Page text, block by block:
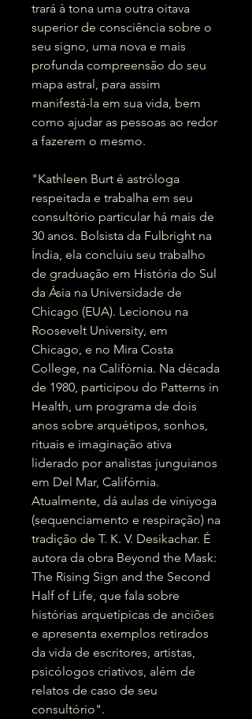
trará à tona uma outra oitava
superior de consciência sobre o
seu signo, uma nova e mais
profunda compreensão do seu
mapa astral, para assim
manifestá-la em sua vida, bem
como ajudar as pessoas ao redor
a fazerem o mesmo.
"Kathleen Burt é astróloga
respeitada e trabalha em seu
consultório particular há mais de
30 anos. Bolsista da Fulbright na
Índia, ela concluiu seu trabalho
de graduação em História do Sul
da Ásia na Universidade de
Chicago (EUA). Lecionou na
Roosevelt University, em
Chicago, e no Mira Costa
College, na Califórnia. Na década
de 1980, participou do Patterns in
Health, um programa de dois
anos sobre arquétipos, sonhos,
rituais e imaginação ativa
liderado por analistas junguianos
em Del Mar, Califórnia.
Atualmente, dá aulas de viniyoga
(sequenciamento e respiração) na
tradição de T. K. V. Desikachar. É
autora da obra Beyond the Mask:
The Rising Sign and the Second
Half of Life, que fala sobre
histórias arquetípicas de anciões
e apresenta exemplos retirados
da vida de escritores, artistas,
psicólogos criativos, além de
relatos de caso de seu
consultório".